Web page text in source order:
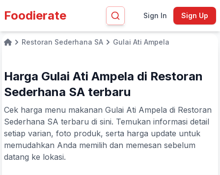
Foodierate Sign In Sign Up
HomeRestoran Sederhana SA Gulai Ati Ampela
Harga Gulai Ati Ampela di Restoran
Sederhana SA terbaru
Cek harga menu makanan Gulai Ati Ampela di Restoran
Sederhana SA terbaru di sini. Temukan informasi detail
setiap varian, foto produk, serta harga update untuk
memudahkan Anda memilih dan memesan sebelum
datang ke lokasi.